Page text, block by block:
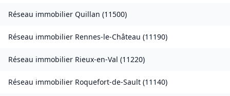
Réseau immobilier Quillan (11500)
Réseau immobilier Rennes-le-Château (11190)
Réseau immobilier Rieux-en-Val (11220)
Réseau immobilier Roquefort-de-Sault (11140)